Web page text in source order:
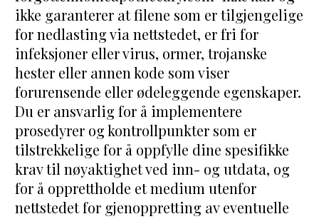
ikke garanterer at filene som er tilgjengelige
for nedlasting via nettstedet, er fri for
infeksjoner eller virus, ormer, trojanske
hester eller annen kode som viser
forurensende eller ødeleggende egenskaper.
Du er ansvarlig for å implementere
prosedyrer og kontrollpunkter som er
tilstrekkelige for å oppfylle dine spesifikke
krav til nøyaktighet ved inn- og utdata, og
for å opprettholde et medium utenfor
nettstedet for gjenoppretting av eventuelle